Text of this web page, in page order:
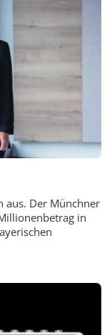
aus. Der Münchner
in